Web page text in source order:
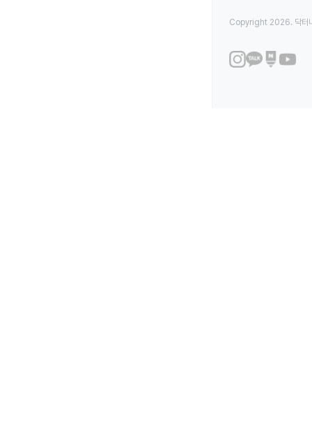
Copyright 2026. 닥터